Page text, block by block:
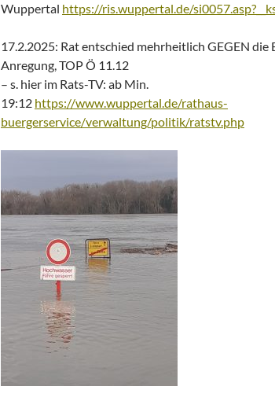
Wuppertal https://ris.wuppertal.de/
17.2.2025: Rat entschied mehrheitlich GEGEN die
Anregung, TOP Ö 11.12
– s. hier im Rats-TV: ab Min.
19:12 https://www.wuppertal.de/rathaus-
buergerservice/verwaltung/politik/ratstv.php